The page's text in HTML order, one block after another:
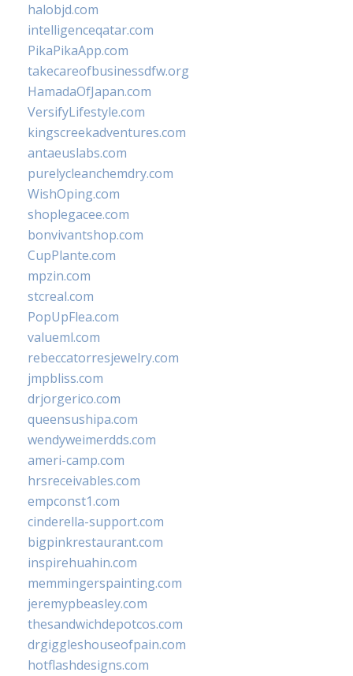
halobjd.com
intelligenceqatar.com
PikaPikaApp.com
takecareofbusinessdfw.org
HamadaOfJapan.com
VersifyLifestyle.com
kingscreekadventures.com
antaeuslabs.com
purelycleanchemdry.com
WishOping.com
shoplegacee.com
bonvivantshop.com
CupPlante.com
mpzin.com
stcreal.com
PopUpFlea.com
valueml.com
rebeccatorresjewelry.com
jmpbliss.com
drjorgerico.com
queensushipa.com
wendyweimerdds.com
ameri-camp.com
hrsreceivables.com
empconst1.com
cinderella-support.com
bigpinkrestaurant.com
inspirehuahin.com
memmingerspainting.com
jeremypbeasley.com
thesandwichdepotcos.com
drgiggleshouseofpain.com
hotflashdesigns.com